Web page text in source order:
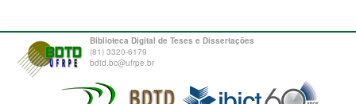
Biblioteca Digital de Teses e Dissertações
(81) 3320-6179
bdtd.bc@ufrpe.br